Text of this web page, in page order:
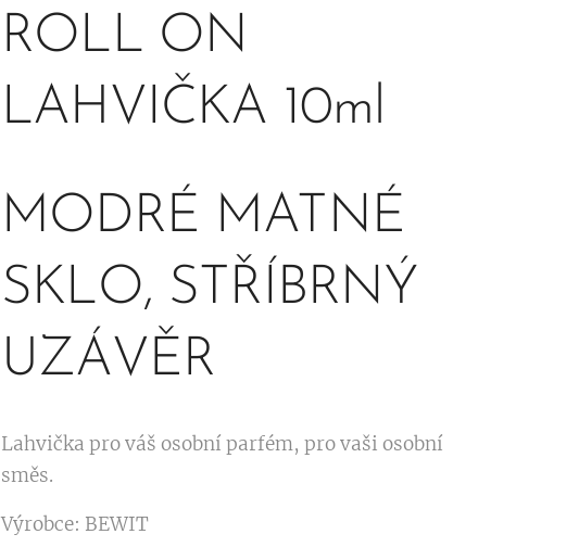
ROLL ON
LAHVIČKA 10ml
MODRÉ MATNÉ
SKLO, STŘÍBRNÝ
UZÁVĚR
Lahvička pro váš osobní parfém, pro vaši osobní
směs.
Výrobce: BEWIT